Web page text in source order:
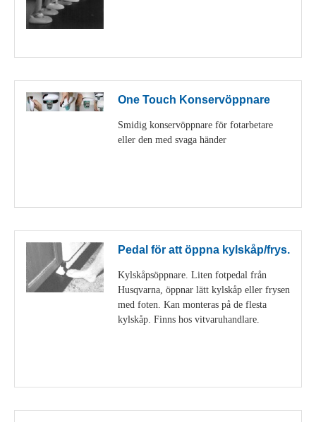
One Touch Konservöppnare
Smidig konservöppnare för fotarbetare
eller den med svaga händer
Pedal för att öppna kylskåp/frys.
Kylskåpsöppnare. Liten fotpedal från
Husqvarna, öppnar lätt kylskåp eller frysen
med foten. Kan monteras på de flesta
kylskåp. Finns hos vitvaruhandlare.